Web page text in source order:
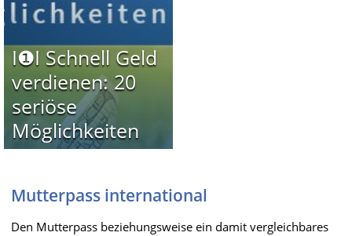
I❶I Schnell Geld
verdienen: 20
seriöse
Möglichkeiten
Mutterpass international
Den Mutterpass beziehungsweise ein damit vergleichbares